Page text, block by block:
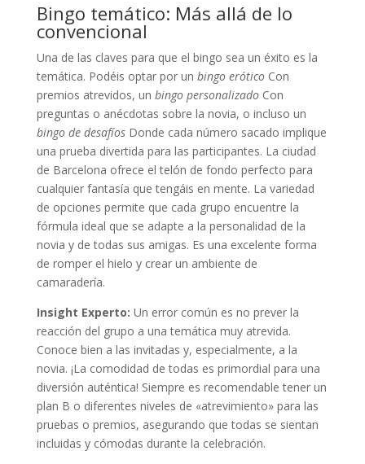
Bingo temático: Más allá de lo
convencional
Una de las claves para que el bingo sea un éxito es la
temática. Podéis optar por un bingo eróticoCon
premios atrevidos, un bingo personalizadoCon
preguntas o anécdotas sobre la novia, o incluso un
bingo de desafíosDonde cada número sacado implique
una prueba divertida para las participantes. La ciudad
de Barcelona ofrece el telón de fondo perfecto para
cualquier fantasía que tengáis en mente. La variedad
de opciones permite que cada grupo encuentre la
fórmula ideal que se adapte a la personalidad de la
novia y de todas sus amigas. Es una excelente forma
de romper el hielo y crear un ambiente de
camaradería.
Insight Experto: Un error común es no prever la
reacción del grupo a una temática muy atrevida.
Conoce bien a las invitadas y, especialmente, a la
novia. ¡La comodidad de todas es primordial para una
diversión auténtica! Siempre es recomendable tener un
plan B o diferentes niveles de «atrevimiento» para las
pruebas o premios, asegurando que todas se sientan
incluidas y cómodas durante la celebración.